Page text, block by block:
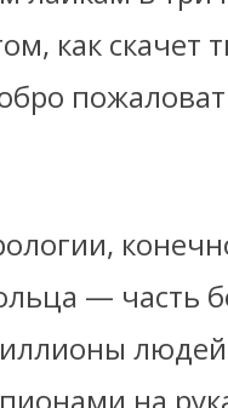
как скачет
— часть
людей